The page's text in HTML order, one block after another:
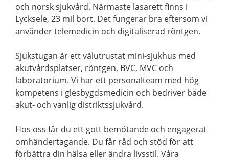
och norsk sjukvård. Närmaste lasarett finns i
Lycksele, 23 mil bort. Det fungerar bra eftersom vi
använder telemedicin och digitaliserad röntgen.
Sjukstugan är ett välutrustat mini-sjukhus med
akutvårdsplatser, röntgen, BVC, MVC och
laboratorium. Vi har ett personalteam med hög
kompetens i glesbygdsmedicin och bedriver både
akut- och vanlig distriktssjukvård.
Hos oss får du ett gott bemötande och engagerat
omhändertagande. Du får råd och stöd för att
förbättra din hälsa eller ändra livsstil. Våra